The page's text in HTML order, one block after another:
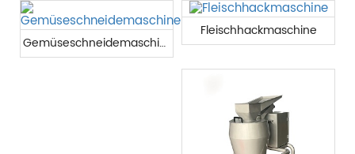
Gemüseschneidemaschine
Fleischhackmaschine